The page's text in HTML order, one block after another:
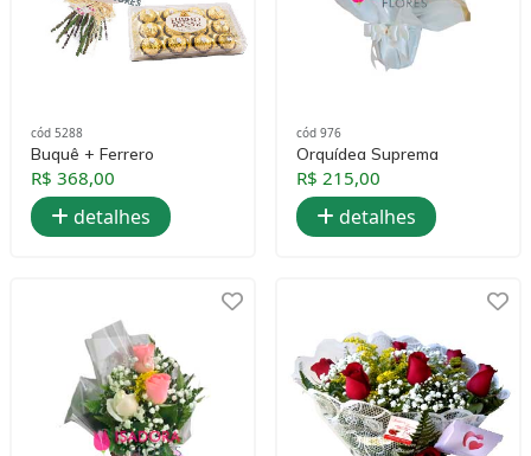
cód 5288
Buquê + Ferrero
R$ 368,00
detalhes
cód 976
Orquídea Suprema
R$ 215,00
detalhes